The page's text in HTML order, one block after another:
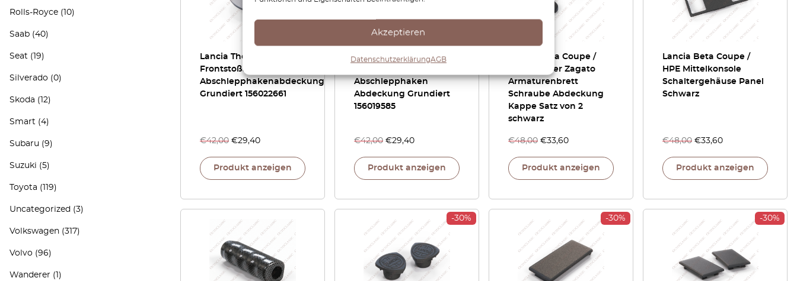
Akzeptieren
DatenschutzerklärungAGB
Rolls-Royce (10)
Saab (40)
Seat (19)
Silverado (0)
Skoda (12)
Smart (4)
Subaru (9)
Suzuki (5)
Toyota (119)
Uncategorized (3)
Volkswagen (317)
Volvo (96)
Wanderer (1)
Lancia Thesis
Frontstoßstange
Abschlepphakenabdeckung
Grundiert 156022661
€42,00 €29,40
Produkt anzeigen
Lancia Thesis
Abschlepphaken
Abdeckung Grundiert
156019585
€42,00 €29,40
Produkt anzeigen
Lancia Beta Coupe /
HPE / Spider Zagato
Armaturenbrett
Schraube Abdeckung
Kappe Satz von 2
schwarz
€48,00 €33,60
Produkt anzeigen
Lancia Beta Coupe /
HPE Mittelkonsole
Schaltergehäuse Panel
Schwarz
€48,00 €33,60
Produkt anzeigen
-30% -30% -30%